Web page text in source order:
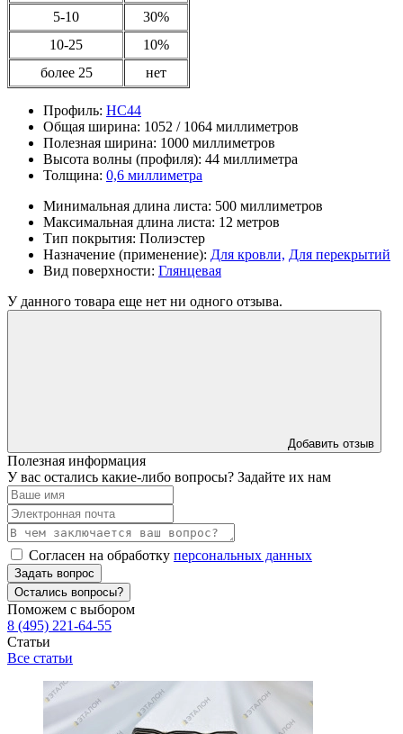
5-10
30%
10-25
10%
более 25
нет
Профиль: НС44
Общая ширина: 1052 / 1064 миллиметров
Полезная ширина: 1000 миллиметров
Высота волны (профиля): 44 миллиметра
Толщина: 0,6 миллиметра
Минимальная длина листа: 500 миллиметров
Максимальная длина листа: 12 метров
Тип покрытия: Полиэстер
Назначение (применение): Для кровли, Для перекрытий
Вид поверхности: Глянцевая
У данного товара еще нет ни одного отзыва.
Добавить отзыв
Полезная информация
У вас остались какие-либо вопросы? Задайте их нам
Согласен на обработку персональных данных
Задать вопрос
Остались вопросы?
Поможем с выбором
8 (495) 221-64-55
Статьи
Все статьи